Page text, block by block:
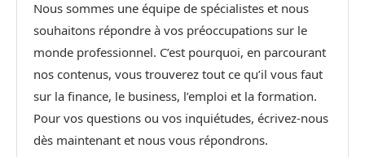
Nous sommes une équipe de spécialistes et nous
souhaitons répondre à vos préoccupations sur le
monde professionnel. C’est pourquoi, en parcourant
nos contenus, vous trouverez tout ce qu’il vous faut
sur la finance, le business, l’emploi et la formation.
Pour vos questions ou vos inquiétudes, écrivez-nous
dès maintenant et nous vous répondrons.